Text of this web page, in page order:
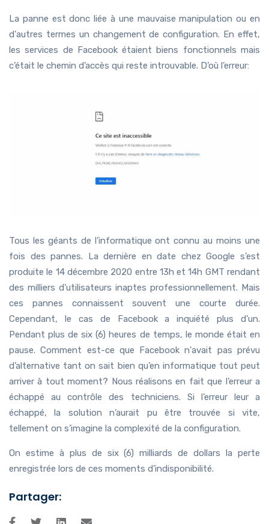
La panne est donc liée à une mauvaise manipulation ou en
d'autres termes un changement de configuration. En effet,
les services de Facebook étaient biens fonctionnels mais
c’était le chemin d’accès qui reste introuvable. D’où l’erreur:
Tous les géants de l’informatique ont connu au moins une
fois des pannes. La dernière en date chez Google s’est
produite le 14 décembre 2020 entre 13h et 14h GMT rendant
des milliers d’utilisateurs inaptes professionnellement. Mais
ces pannes connaissent souvent une courte durée.
Cependant, le cas de Facebook a inquiété plus d’un.
Pendant plus de six (6) heures de temps, le monde était en
pause. Comment est-ce que Facebook n'avait pas prévu
d’alternative tant on sait bien qu’en informatique tout peut
arriver à tout moment? Nous réalisons en fait que l’erreur a
échappé au contrôle des techniciens. Si l’erreur leur a
échappé, la solution n’aurait pu être trouvée si vite,
tellement on s’imagine la complexité de la configuration.
On estime à plus de six (6) milliards de dollars la perte
enregistrée lors de ces moments d’indisponibilité.
Partager: